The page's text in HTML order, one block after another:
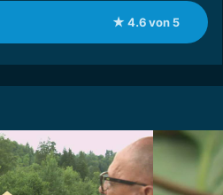
★ 4.6 von 5